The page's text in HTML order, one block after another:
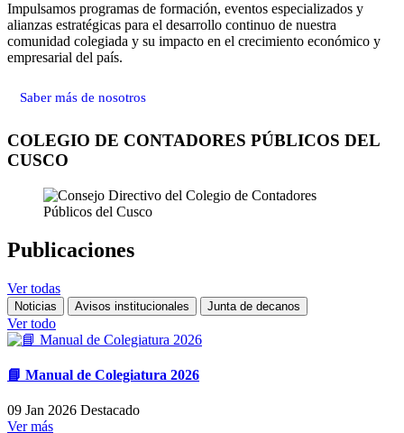
Impulsamos programas de formación, eventos especializados y
alianzas estratégicas para el desarrollo continuo de nuestra
comunidad colegiada y su impacto en el crecimiento económico y
empresarial del país.
Saber más de nosotros
COLEGIO DE CONTADORES PÚBLICOS DEL
CUSCO
Publicaciones
Ver todas
Noticias Avisos institucionales Junta de decanos
Ver todo
📘 Manual de Colegiatura 2026
09 Jan 2026 Destacado
Ver más